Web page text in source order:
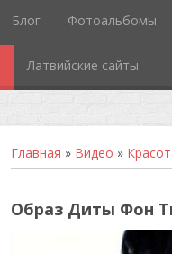
Блог Фотоальбомы
Латвийские сайты
Главная » Видео »
Образ Диты Фон